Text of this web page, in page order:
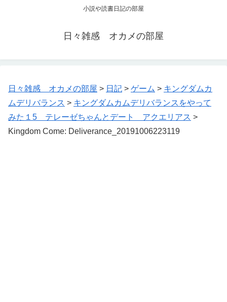
小説や読書日記の部屋
日々雑感 オカメの部屋
日々雑感 オカメの部屋 > 日記 > ゲーム > キングダムカ
ムデリバランス > キングダムカムデリバランスをやって
みた１5 テレーゼちゃんとデート アクエリアス >
Kingdom Come: Deliverance_20191006223119